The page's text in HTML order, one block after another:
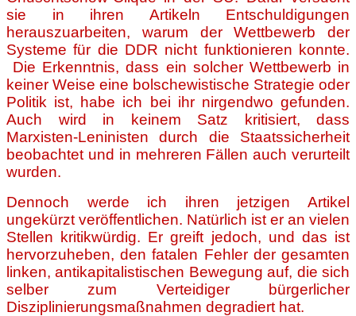
sie in ihren Artikeln Entschuldigungen
herauszuarbeiten, warum der Wettbewerb der
Systeme für die DDR nicht funktionieren konnte.
Die Erkenntnis, dass ein solcher Wettbewerb in
keiner Weise eine bolschewistische Strategie oder
Politik ist, habe ich bei ihr nirgendwo gefunden.
Auch wird in keinem Satz kritisiert, dass
Marxisten-Leninisten durch die Staatssicherheit
beobachtet und in mehreren Fällen auch verurteilt
wurden.
Dennoch werde ich ihren jetzigen Artikel
ungekürzt veröffentlichen. Natürlich ist er an vielen
Stellen kritikwürdig. Er greift jedoch, und das ist
hervorzuheben, den fatalen Fehler der gesamten
linken, antikapitalistischen Bewegung auf, die sich
selber zum Verteidiger bürgerlicher
Disziplinierungsmaßnahmen degradiert hat.